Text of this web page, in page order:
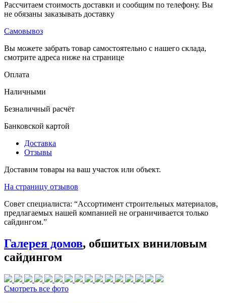
Рассчитаем стоимость доставки и сообщим по телефону. Вы
не обязаны заказывать доставку
Самовывоз
Вы можете забрать товар самостоятельно с нашего склада,
смотрите адреса ниже на странице
Оплата
Наличными
Безналичный расчёт
Банковской картой
Доставка
Отзывы
Доставим товары на ваш участок или объект.
На страницу отзывов
Совет специалиста: “Ассортимент строительных материалов,
предлагаемых нашей компанией не ограничивается только
сайдингом.”
Галерея домов, обшитых виниловым
сайдингом
Смотреть все фото